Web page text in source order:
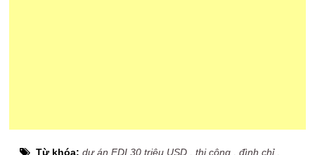
Từ khóa:dự án FDI 30 triệu USD ,thi công ,đình chỉ,